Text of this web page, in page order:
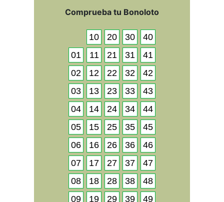
Comprueba tu Bonoloto
10 20 30
40
01
11 21 31
41
02
12 22 32
42
03
13 23 33
43
04
14 24 34
44
05
15 25 35
45
06
16 26 36
46
07
17 27 37
47
08
18 28 38
48
09
19 29 39 49